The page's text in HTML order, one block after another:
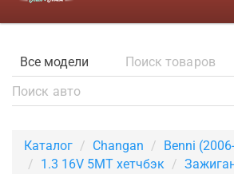
Каталог Changan
Benni
1.3 16V 5MT хетчбэк